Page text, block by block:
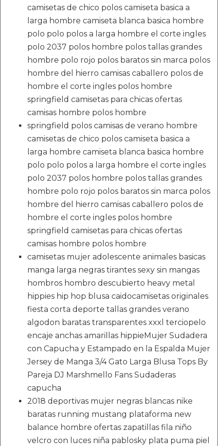
camisetas de chico polos camiseta basica a
larga hombre camiseta blanca basica hombre
polo polo polos a larga hombre el corte ingles
polo 2037 polos hombre polos tallas grandes
hombre polo rojo polos baratos sin marca polos
hombre del hierro camisas caballero polos de
hombre el corte ingles polos hombre
springfield camisetas para chicas ofertas
camisas hombre polos hombre
springfield polos camisas de verano hombre
camisetas de chico polos camiseta basica a
larga hombre camiseta blanca basica hombre
polo polo polos a larga hombre el corte ingles
polo 2037 polos hombre polos tallas grandes
hombre polo rojo polos baratos sin marca polos
hombre del hierro camisas caballero polos de
hombre el corte ingles polos hombre
springfield camisetas para chicas ofertas
camisas hombre polos hombre
camisetas mujer adolescente animales basicas
manga larga negras tirantes sexy sin mangas
hombros hombro descubierto heavy metal
hippies hip hop blusa caidocamisetas originales
fiesta corta deporte tallas grandes verano
algodon baratas transparentes xxxl terciopelo
encaje anchas amarillas hippieMujer Sudadera
con Capucha y Estampado en la Espalda Mujer
Jersey de Manga 3/4 Gato Larga Blusa Tops By
Pareja DJ Marshmello Fans Sudaderas
capucha
2018 deportivas mujer negras blancas nike
baratas running mustang plataforma new
balance hombre ofertas zapatillas fila niño
velcro con luces niña pablosky plata puma piel